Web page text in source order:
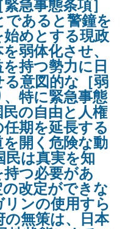
急事態条項］
であると警鐘を
めとする現政
弱体化させ、
持つ勢力に日
意図的な［弱
特に緊急事態
の自由と人権
期を延長する
を開く危険な動
民は真実を知
持つ必要があ
改定ができな
ンの使用すら
無策は、日本